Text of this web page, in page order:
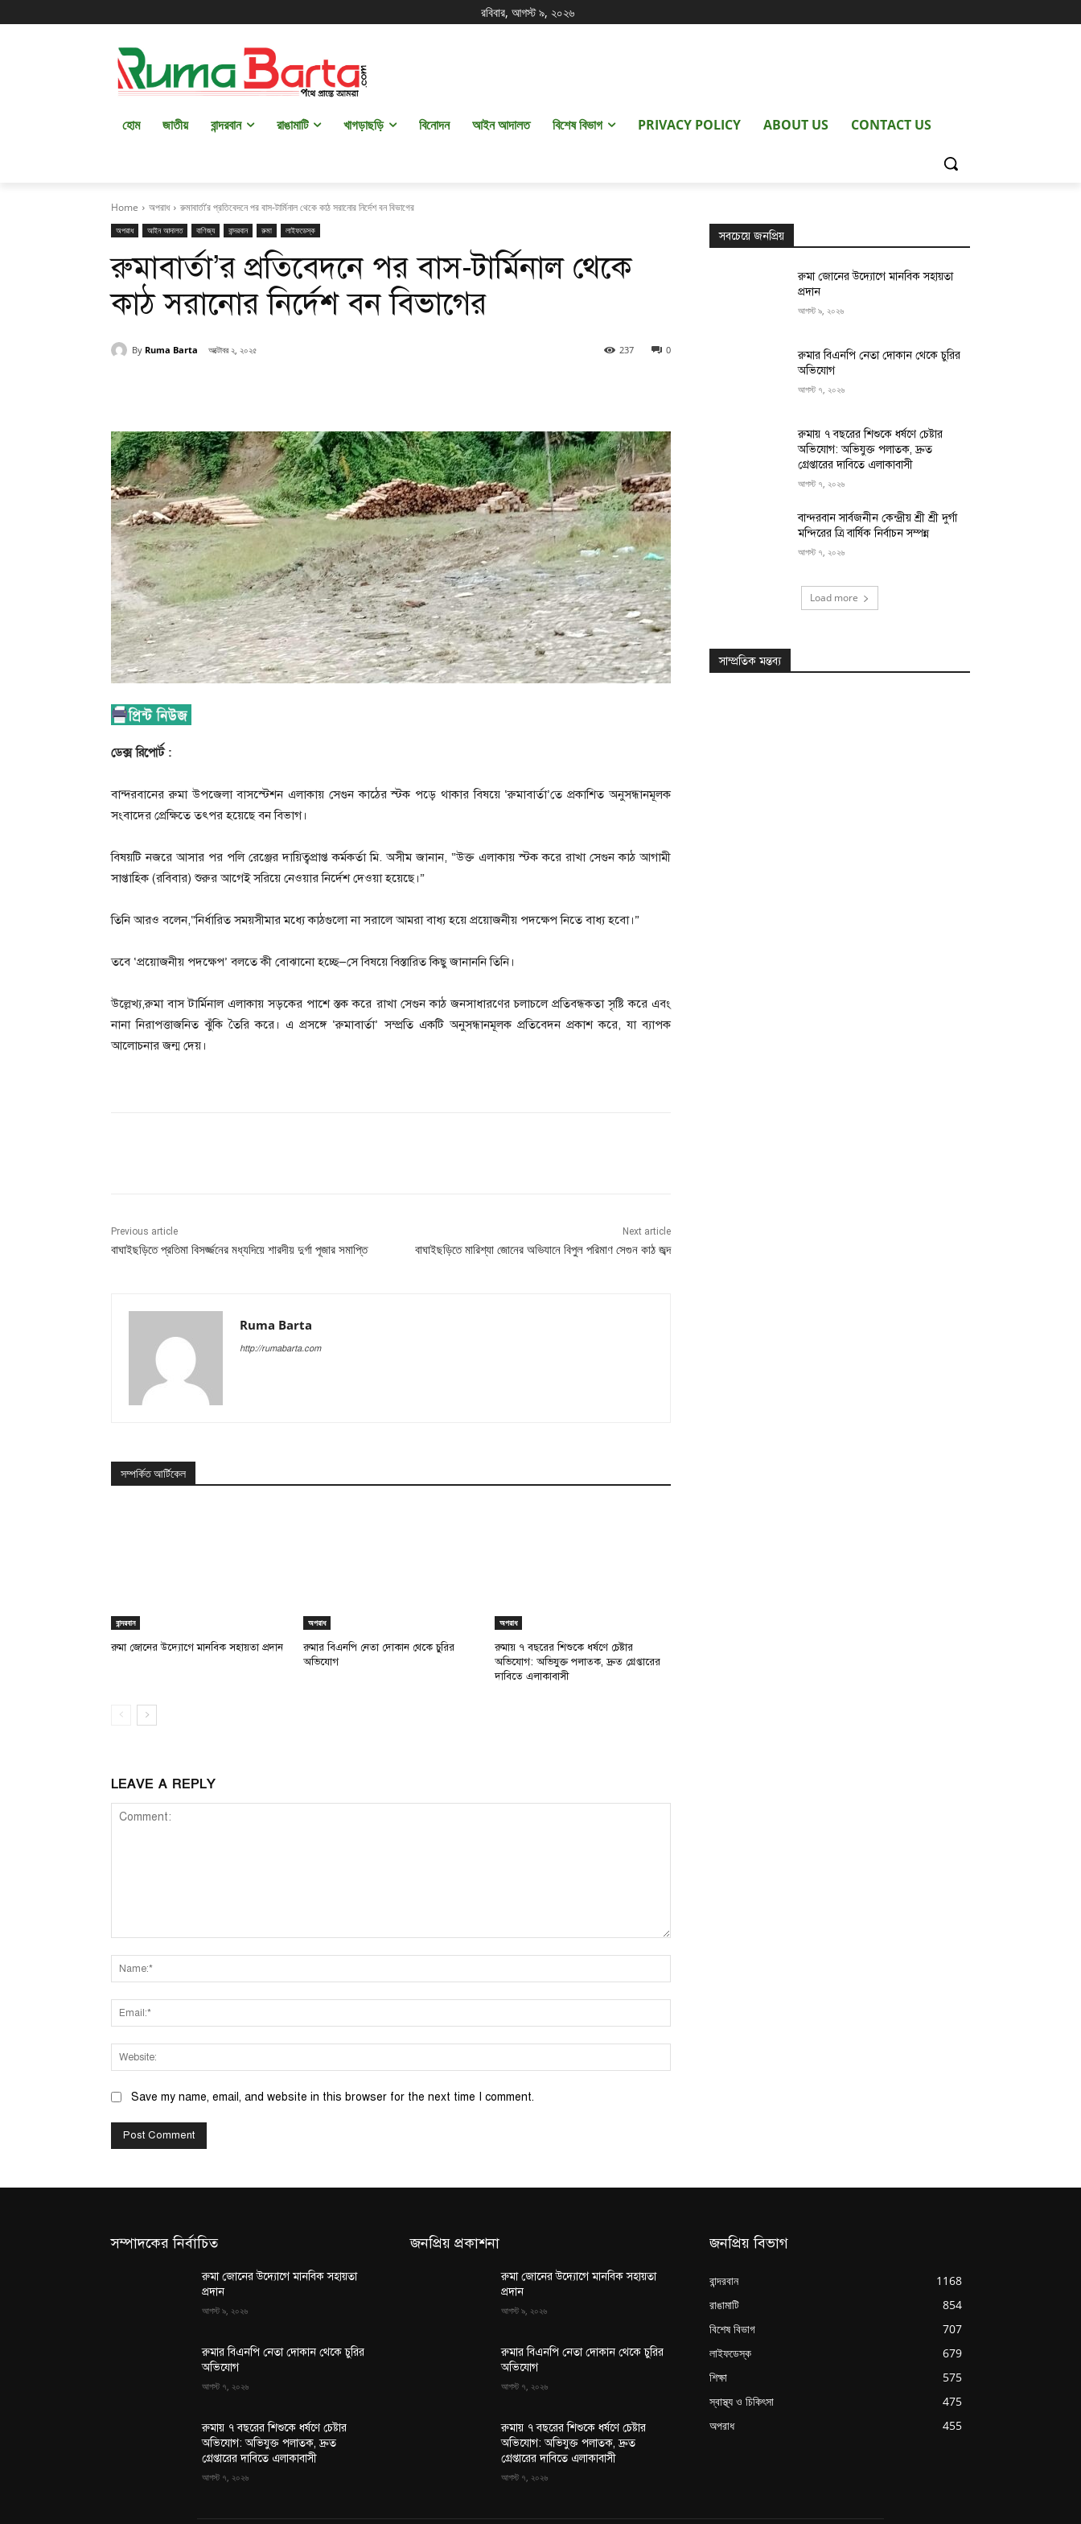
রবিবার, আগস্ট ৯, ২০২৬
হোম জাতীয় বান্দরবান রাঙামাটি খাগড়াছড়ি বিনোদন আইন আদালত বিশেষ বিভাগ PRIVACY POLICY ABOUT US CONTACT US
Home অপরাধ রুমাবার্তা’র প্রতিবেদনে পর বাস-টার্মিনাল থেকে কাঠ সরানোর নির্দেশ বন বিভাগের
অপরাধ আইন আদালত বাণিজ্য বান্দরবান রুমা লাইফডেস্ক
রুমাবার্তা’র প্রতিবেদনে পর বাস-টার্মিনাল থেকে
কাঠ সরানোর নির্দেশ বন বিভাগের
By Ruma Barta অক্টোবর ২, ২০২৫ 0
237
ডেক্স রিপোর্ট :
বান্দরবানের রুমা উপজেলা বাসস্টেশন এলাকায় সেগুন কাঠের স্টক পড়ে থাকার বিষয়ে ‘রুমাবার্তা’তে প্রকাশিত অনুসন্ধানমূলক
সংবাদের প্রেক্ষিতে তৎপর হয়েছে বন বিভাগ।
বিষয়টি নজরে আসার পর পলি রেঞ্জের দায়িত্বপ্রাপ্ত কর্মকর্তা মি. অসীম জানান, “উক্ত এলাকায় স্টক করে রাখা সেগুন কাঠ আগামী
সাপ্তাহিক (রবিবার) শুরুর আগেই সরিয়ে নেওয়ার নির্দেশ দেওয়া হয়েছে।”
তিনি আরও বলেন,“নির্ধারিত সময়সীমার মধ্যে কাঠগুলো না সরালে আমরা বাধ্য হয়ে প্রয়োজনীয় পদক্ষেপ নিতে বাধ্য হবো।”
তবে ‘প্রয়োজনীয় পদক্ষেপ’ বলতে কী বোঝানো হচ্ছে—সে বিষয়ে বিস্তারিত কিছু জানাননি তিনি।
উল্লেখ্য,রুমা বাস টার্মিনাল এলাকায় সড়কের পাশে স্তক করে রাখা সেগুন কাঠ জনসাধারণের চলাচলে প্রতিবন্ধকতা সৃষ্টি করে এবং
নানা নিরাপত্তাজনিত ঝুঁকি তৈরি করে। এ প্রসঙ্গে ‘রুমাবার্তা’ সম্প্রতি একটি অনুসন্ধানমূলক প্রতিবেদন প্রকাশ করে, যা ব্যাপক
আলোচনার জন্ম দেয়।
Previous article
বাঘাইছড়িতে প্রতিমা বিসর্জ্জনের মধ্যদিয়ে শারদীয় দুর্গা পূজার সমাপ্তি
Next article
বাঘাইছড়িতে মারিশ্যা জোনের অভিযানে বিপুল পরিমাণ সেগুন কাঠ জব্দ
Ruma Barta
http://rumabarta.com
সম্পর্কিত আর্টিকেল
বান্দরবান
রুমা জোনের উদ্যোগে মানবিক সহায়তা প্রদান
অপরাধ
রুমার বিএনপি নেতা দোকান থেকে চুরির
অভিযোগ
অপরাধ
রুমায় ৭ বছরের শিশুকে ধর্ষণে চেষ্টার
অভিযোগ: অভিযুক্ত পলাতক, দ্রুত গ্রেপ্তারের
দাবিতে এলাকাবাসী
LEAVE A REPLY
Save my name, email, and website in this browser for the next time I comment.
সবচেয়ে জনপ্রিয়
রুমা জোনের উদ্যোগে মানবিক সহায়তা
প্রদান
আগস্ট ৯, ২০২৬
রুমার বিএনপি নেতা দোকান থেকে চুরির
অভিযোগ
আগস্ট ৭, ২০২৬
রুমায় ৭ বছরের শিশুকে ধর্ষণে চেষ্টার
অভিযোগ: অভিযুক্ত পলাতক, দ্রুত
গ্রেপ্তারের দাবিতে এলাকাবাসী
আগস্ট ৭, ২০২৬
বান্দরবান সার্বজনীন কেন্দ্রীয় শ্রী শ্রী দুর্গা
মন্দিরের ত্রি বার্ষিক নির্বাচন সম্পন্ন
আগস্ট ৭, ২০২৬
Load more
সাম্প্রতিক মন্তব্য
সম্পাদকের নির্বাচিত
রুমা জোনের উদ্যোগে মানবিক সহায়তা
প্রদান
আগস্ট ৯, ২০২৬
রুমার বিএনপি নেতা দোকান থেকে চুরির
অভিযোগ
আগস্ট ৭, ২০২৬
রুমায় ৭ বছরের শিশুকে ধর্ষণে চেষ্টার
অভিযোগ: অভিযুক্ত পলাতক, দ্রুত
গ্রেপ্তারের দাবিতে এলাকাবাসী
আগস্ট ৭, ২০২৬
জনপ্রিয় প্রকাশনা
রুমা জোনের উদ্যোগে মানবিক সহায়তা
প্রদান
আগস্ট ৯, ২০২৬
রুমার বিএনপি নেতা দোকান থেকে চুরির
অভিযোগ
আগস্ট ৭, ২০২৬
রুমায় ৭ বছরের শিশুকে ধর্ষণে চেষ্টার
অভিযোগ: অভিযুক্ত পলাতক, দ্রুত
গ্রেপ্তারের দাবিতে এলাকাবাসী
আগস্ট ৭, ২০২৬
জনপ্রিয় বিভাগ
বান্দরবান
1168
রাঙামাটি
854
বিশেষ বিভাগ
707
লাইফডেস্ক
679
শিক্ষা
575
স্বাস্থ্য ও চিকিৎসা
475
অপরাধ
455